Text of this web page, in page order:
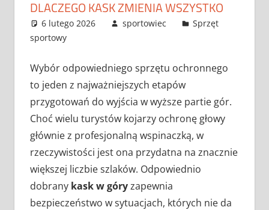
DLACZEGO KASK ZMIENIA WSZYSTKO
6 lutego 2026 sportowiec
Sprzęt
sportowy
Wybór odpowiedniego sprzętu ochronnego
to jeden z najważniejszych etapów
przygotowań do wyjścia w wyższe partie gór.
Choć wielu turystów kojarzy ochronę głowy
głównie z profesjonalną wspinaczką, w
rzeczywistości jest ona przydatna na znacznie
większej liczbie szlaków. Odpowiednio
dobrany kask w góryzapewnia
bezpieczeństwo w sytuacjach, których nie da